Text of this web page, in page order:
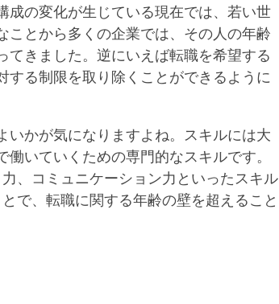
成の変化が生じている現在では、若い世
とから多くの企業では、その人の年齢
てきました。逆にいえば転職を希望する
する制限を取り除くことができるように
いかが気になりますよね。スキルには大
いていくための専門的なスキルです。
、コミュニケーション力といったスキル
で、転職に関する年齢の壁を超えること